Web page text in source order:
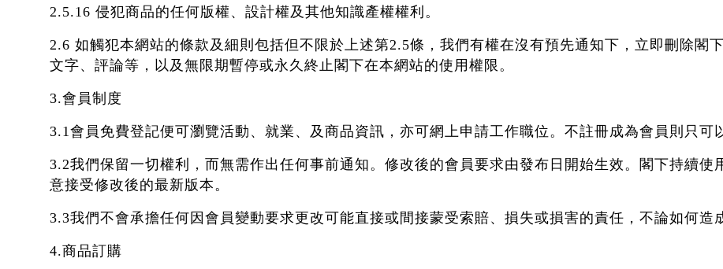
2.5.16 侵犯商品的任何版權、設計權及其他知識產權權利。
2.6 如觸犯本網站的條款及細則包括但不限於上述第2.5條，我們有權在沒有預先通知下，立即刪除閣
文字、評論等，以及無限期暫停或永久終止閣下在本網站的使用權限。
3.會員制度
3.1會員免費登記便可瀏覽活動、就業、及商品資訊，亦可網上申請工作職位。不註冊成為會員則只可
3.2我們保留一切權利，而無需作出任何事前通知。修改後的會員要求由發布日開始生效。閣下持續使
意接受修改後的最新版本。
3.3我們不會承擔任何因會員變動要求更改可能直接或間接蒙受索賠、損失或損害的責任，不論如何造
4.商品訂購